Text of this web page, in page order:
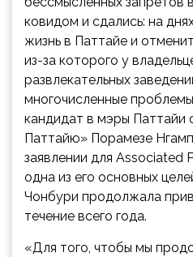
ковидом и сдались: на
жизнь в Паттайе и
из-за которого у
развлекательных
многочисленные
кандидат в мэры
Паттайю» Порамезе
заявлении для Associated
одна из его основных
Чонбури продолжала
течение всего года.
«Для того, чтобы мы